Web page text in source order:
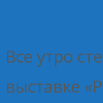
Все утро
выставке